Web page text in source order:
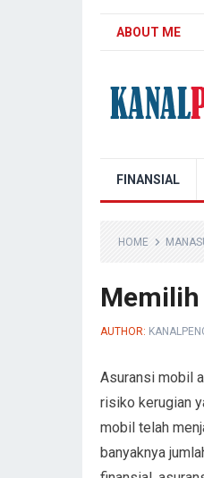
ABOUT ME
FINANSIAL
HOME
AUTHOR:
Asuransi mobil
risiko kerugian
mobil telah
banyaknya